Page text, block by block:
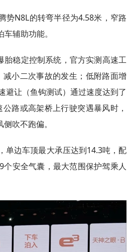
势N8L的转弯半径为4.58米，窄路
辅助功能。
稳定控制系统，官方实测高速工
小二次事故的发生；低附路面增
避让（鱼钩测试）通过速度达到了
路或高架桥上行驶突遇暴风时，
吹不跑偏。
单边车顶最大承压达到14.3吨，配
安全气囊，最大范围保护驾乘人